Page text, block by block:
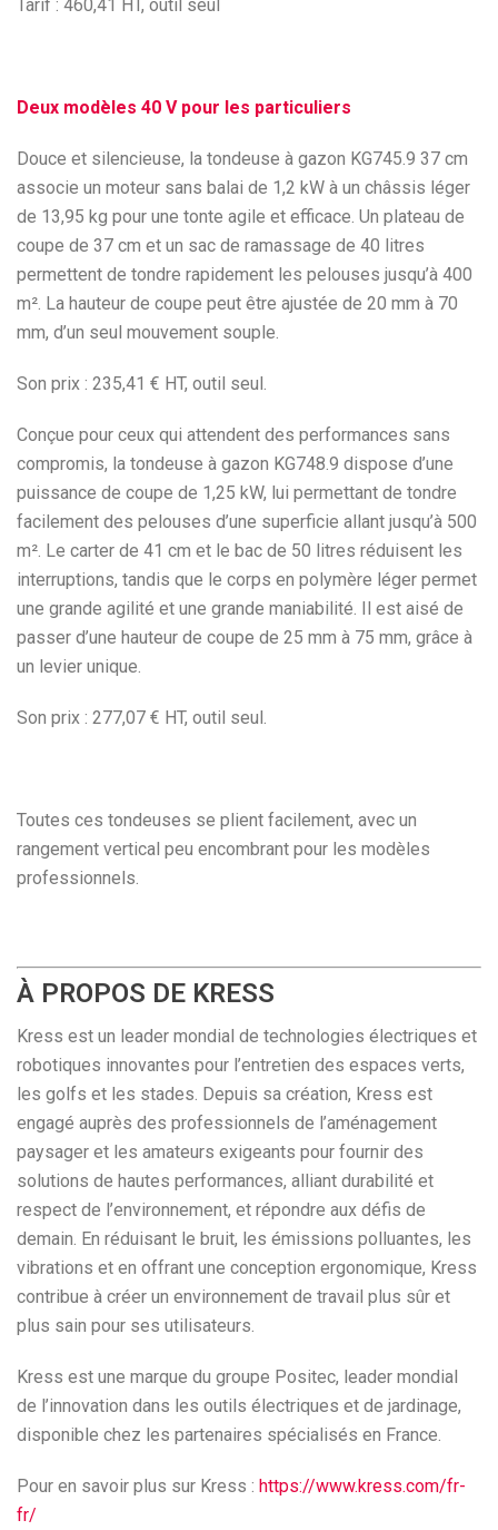
Tarif : 460,41 HT, outil seul
Deux modèles 40 V pour les particuliers
Douce et silencieuse, la tondeuse à gazon KG745.9 37 cm
associe un moteur sans balai de 1,2 kW à un châssis léger
de 13,95 kg pour une tonte agile et efficace. Un plateau de
coupe de 37 cm et un sac de ramassage de 40 litres
permettent de tondre rapidement les pelouses jusqu’à 400
m². La hauteur de coupe peut être ajustée de 20 mm à 70
mm, d’un seul mouvement souple.
Son prix : 235,41 € HT, outil seul.
Conçue pour ceux qui attendent des performances sans
compromis, la tondeuse à gazon KG748.9 dispose d’une
puissance de coupe de 1,25 kW, lui permettant de tondre
facilement des pelouses d’une superficie allant jusqu’à 500
m². Le carter de 41 cm et le bac de 50 litres réduisent les
interruptions, tandis que le corps en polymère léger permet
une grande agilité et une grande maniabilité. Il est aisé de
passer d’une hauteur de coupe de 25 mm à 75 mm, grâce à
un levier unique.
Son prix : 277,07 € HT, outil seul.
Toutes ces tondeuses se plient facilement, avec un
rangement vertical peu encombrant pour les modèles
professionnels.
À PROPOS DE KRESS
Kress est un leader mondial de technologies électriques et
robotiques innovantes pour l’entretien des espaces verts,
les golfs et les stades. Depuis sa création, Kress est
engagé auprès des professionnels de l’aménagement
paysager et les amateurs exigeants pour fournir des
solutions de hautes performances, alliant durabilité et
respect de l’environnement, et répondre aux défis de
demain. En réduisant le bruit, les émissions polluantes, les
vibrations et en offrant une conception ergonomique, Kress
contribue à créer un environnement de travail plus sûr et
plus sain pour ses utilisateurs.
Kress est une marque du groupe Positec, leader mondial
de l’innovation dans les outils électriques et de jardinage,
disponible chez les partenaires spécialisés en France.
Pour en savoir plus sur Kress : https://www.kress.com/fr-
fr/